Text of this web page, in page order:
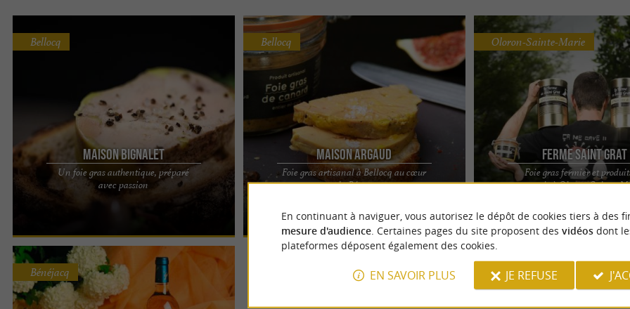
Maison Bignalet
Un foie gras authentique, préparé
avec passion
Bellocq
Dès que l’on pousse la porte de la Maison
Bignalet, on retrouve ce parfum reconnaissable
Maison Argaud
Foie gras artisanal à Bellocq au cœur
du Béarn
Bellocq
LA MAISON ARGAUD - DES FOIES GRAS CUITS OU
Ferme Saint Grat
Foie gras fermier et
terroir à Oloron-Sainte-
Oloron-Sainte-Marie
FERME SAINT GRAT : AUTHENTICITÉ
Bénéjacq
En continuant à naviguer, vous autorisez le dépôt de cookies tiers à des
mesure d'audience. Certaines pages du site proposent des vidéosdont
plateformes déposent également des cookies.
EN SAVOIR PLUS JE REFUSE